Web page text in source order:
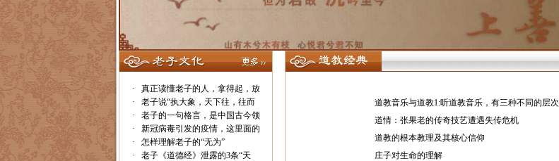
·
真正读懂老子的人，拿得起，放
·
老子说“执大象，天下往，往而
·
老子的一句格言，是中国古今领
·
新冠病毒引发的疫情，这里面的
·
怎样理解老子的“无为”
·
老子《道德经》泄露的3条“天
道教音乐与道教1:听道教音乐，有三种不同的层次
道情：张果老的传奇技艺遭遇失传危机
道教的根本教理及其核心信仰
庄子对生命的理解